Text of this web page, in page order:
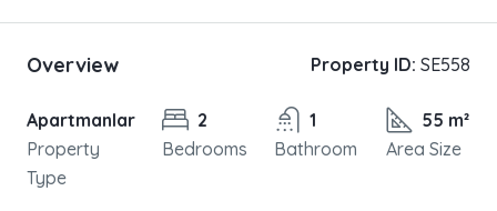
Overview Property ID: SE558
Apartmanlar
Property
Type
2
Bedrooms
1
Bathroom
55 m²
Area Size